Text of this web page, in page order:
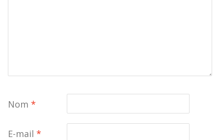
Nom *
E-mail *